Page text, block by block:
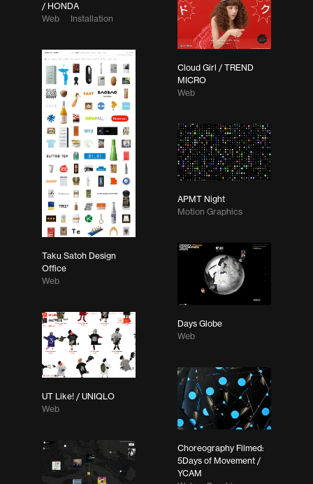
/ HONDA
Web
Installation
Cloud Girl / TREND
MICRO
Web
Taku Satoh Design
Office
Web
APMT Night
Motion Graphics
Days Globe
Web
UT Like! / UNIQLO
Web
Choreography Filmed:
5Days of Movement /
YCAM